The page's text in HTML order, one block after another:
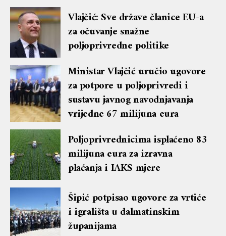
Vlajčić: Sve države članice EU-a
za očuvanje snažne
poljoprivredne politike
Ministar Vlajčić uručio ugovore
za potpore u poljoprivredi i
sustavu javnog navodnjavanja
vrijedne 67 milijuna eura
Poljoprivrednicima isplaćeno 83
milijuna eura za izravna
plaćanja i IAKS mjere
Šipić potpisao ugovore za vrtiće
i igrališta u dalmatinskim
županijama